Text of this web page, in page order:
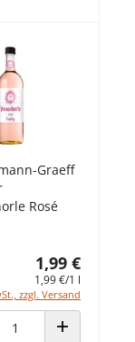
Graeff
Rosé
1,99 €
1,99 €/1 l
zzgl. Versand